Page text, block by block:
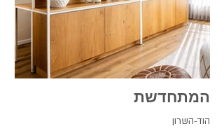
המתחדשת
הוד-השרון